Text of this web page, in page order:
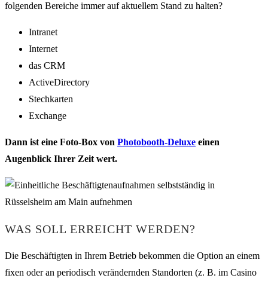
folgenden Bereiche immer auf aktuellem Stand zu halten?
Intranet
Internet
das CRM
ActiveDirectory
Stechkarten
Exchange
Dann ist eine Foto-Box von Photobooth-Deluxe einen
Augenblick Ihrer Zeit wert.
WAS SOLL ERREICHT WERDEN?
Die Beschäftigten in Ihrem Betrieb bekommen die Option an einem
fixen oder an periodisch verändernden Standorten (z. B. im Casino